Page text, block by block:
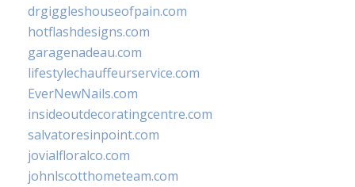
drgiggleshouseofpain.com
hotflashdesigns.com
garagenadeau.com
lifestylechauffeurservice.com
EverNewNails.com
insideoutdecoratingcentre.com
salvatoresinpoint.com
jovialfloralco.com
johnlscotthometeam.com